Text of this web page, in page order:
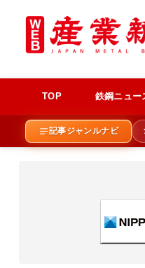
TOP 鉄鋼ニュー
記事ジャンルナビ